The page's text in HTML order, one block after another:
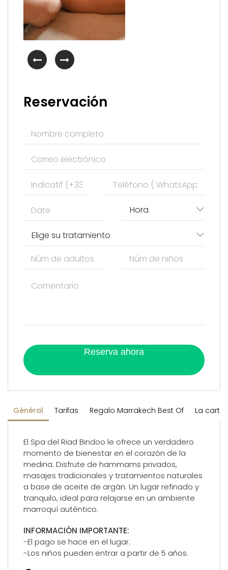
Général Tarifas Regalo Marrakech Best Of La carte
El Spa del Riad Bindoo le ofrece un verdadero
momento de bienestar en el corazón de la
medina. Disfrute de hammams privados,
masajes tradicionales y tratamientos naturales
a base de aceite de argán. Un lugar refinado y
tranquilo, ideal para relajarse en un ambiente
marroquí auténtico.
INFORMACIÓN IMPORTANTE:
-El pago se hace en el lugar.
-Los niños pueden entrar a partir de 5 años.
Reservación
Hora
Elige su tratamiento
Reserva ahora